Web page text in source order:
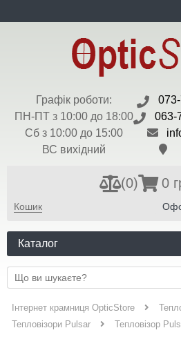
$ - 45 грн
Графік роботи:
ПН-ПТ з 10:00 до 18:00
Сб з 10:00 до 15:00
ВС вихідний
063-
(0) 0
Кошик
Каталог
Інтернет крамниця OpticStore
Тепловізори Pulsar
Тепловізор